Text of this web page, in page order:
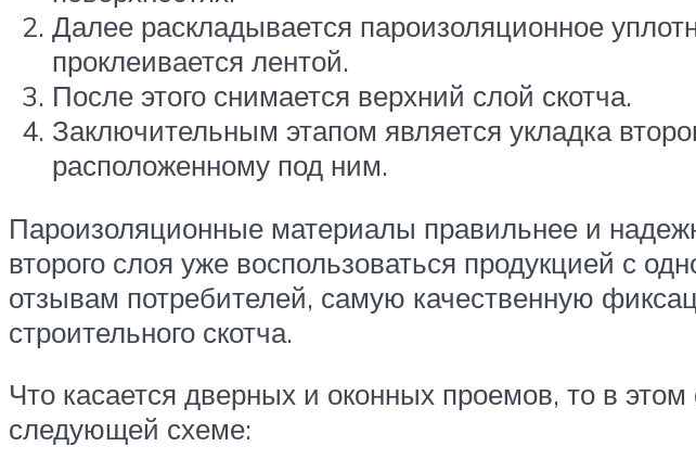
Далее раскладывается пароизоляционное
проклеивается лентой.
После этого снимается верхний слой скотча.
Заключительным этапом является укладка
расположенному под ним.
Пароизоляционные материалы правильнее и
второго слоя уже воспользоваться продукцией с
отзывам потребителей, самую качественную
строительного скотча.
Что касается дверных и оконных проемов, то в
следующей схеме: